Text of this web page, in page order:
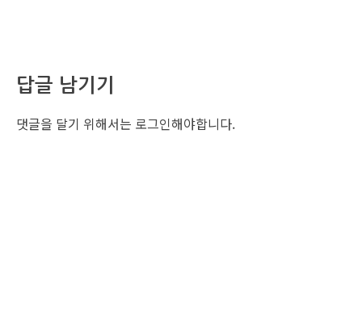
답글 남기기
댓글을 달기 위해서는 로그인해야합니다.